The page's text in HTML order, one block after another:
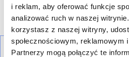
i reklam, aby oferować funkcje
analizować ruch w naszej
korzystasz z naszej witryny,
społecznościowym, reklamowym
Partnerzy mogą połączyć te